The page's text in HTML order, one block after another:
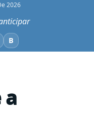
2026
BBluesky
a